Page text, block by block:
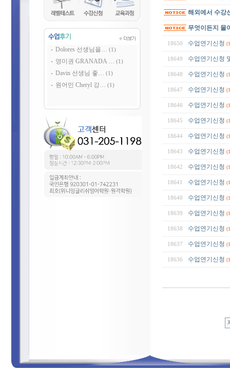
Dolores 선생님을… (1)
영미권 GRANADA … (1)
Davin 선생님 좋… (1)
원어민 Cheryl 강… (1)
해외에서 수강
무엇이든지 물
18650 수업연기신청
18649 수업연기신청
18648 수업연기신청
18647 수업연기신청
18646 수업연기신청
18645 수업연기신청
18644 수업연기신청
18643 수업연기신청
18642 수업연기신청
18641 수업연기신청
18640 수업연기신청
18639 수업연기신청
18638 수업연기신청
18637 수업연기신청
18636 수업연기신청